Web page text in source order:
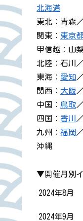
北海道
東北：青森／
関東： 東京
甲信越：山
北陸：石川
東海： 愛知／
関西： 大阪／
中国： 鳥取
四国： 香川
九州： 福岡 ／
沖縄
▼開催月別
2024年8月
2024年9月